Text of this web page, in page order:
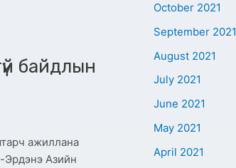
байдлын
ажиллана
Азийн
October 2021
September 2021
August 2021
July 2021
June 2021
May 2021
April 2021